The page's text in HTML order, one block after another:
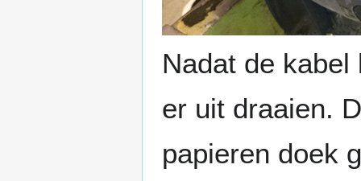
Nadat de
er uit draaien.
papieren doek